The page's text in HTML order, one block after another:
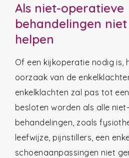
Als niet-operatieve
behandelingen
helpen
Of een kijkoperatie nodig is,
oorzaak van de
enkelklachten zal pas tot
besloten worden als alle
behandelingen, zoals
leefwijze, pijnstillers, een
schoenaanpassingen niet